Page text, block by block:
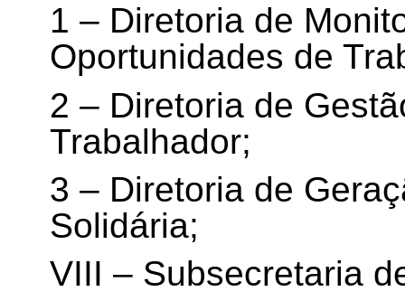
1 – Diretoria de
Oportunidades de
2 – Diretoria de
Trabalhador;
3 – Diretoria de
Solidária;
VIII – Subsecretaria